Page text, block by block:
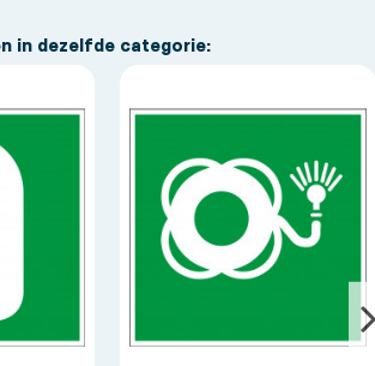
in dezelfde categorie: